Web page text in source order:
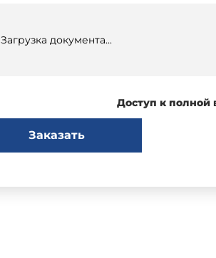
Загрузка документа...
Доступ к полной
Заказать